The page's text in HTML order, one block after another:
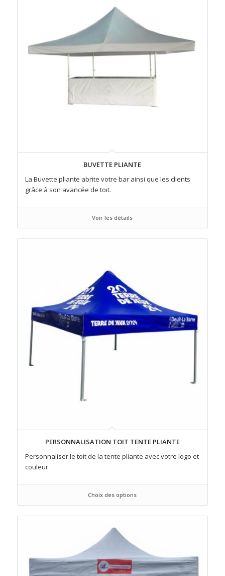
BUVETTE PLIANTE
La Buvette pliante abrite votre bar ainsi que les clients
grâce à son avancée de toit.
Voir les détails
PERSONNALISATION TOIT TENTE PLIANTE
Personnaliser le toit de la tente pliante avec votre logo et
couleur
Choix des options